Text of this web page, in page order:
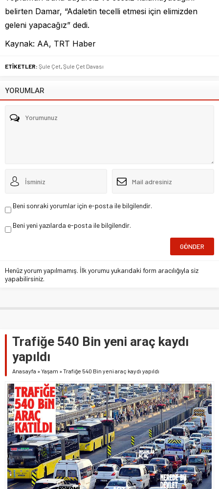
belirten Damar, “Adaletin tecelli etmesi için elimizden
geleni yapacağız” dedi.
Kaynak: AA, TRT Haber
ETİKETLER: Şule Çet, Şule Çet Davası
YORUMLAR
Beni sonraki yorumlar için e-posta ile bilgilendir.
Beni yeni yazılarda e-posta ile bilgilendir.
Henüz yorum yapılmamış. İlk yorumu yukarıdaki form aracılığıyla siz
yapabilirsiniz.
Trafiğe 540 Bin yeni araç kaydı
yapıldı
Anasayfa »Yaşam »Trafiğe 540 Bin yeni araç kaydı yapıldı